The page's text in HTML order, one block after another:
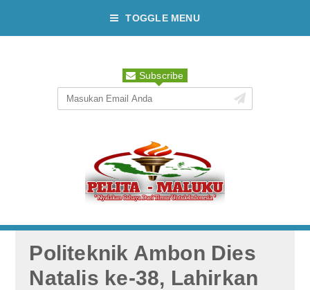
TOGGLE MENU
Subscribe
Politeknik Ambon Dies
Natalis ke-38, Lahirkan